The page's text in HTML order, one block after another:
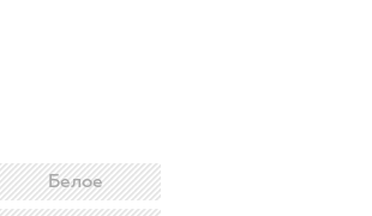
Белое